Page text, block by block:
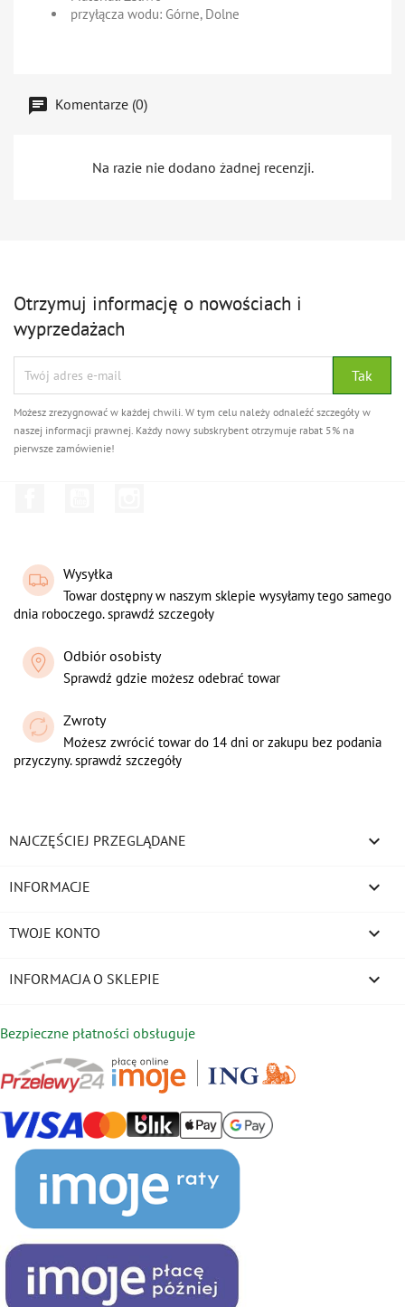
przyłącza wodu: Górne, Dolne
Komentarze (0)
Na razie nie dodano żadnej recenzji.
Otrzymuj informację o nowościach i
wyprzedażach
Możesz zrezygnować w każdej chwili. W tym celu należy odnaleźć szczegóły w
naszej informacji prawnej. Każdy nowy subskrybent otrzymuje rabat 5% na
pierwsze zamówienie!
Wysyłka
Towar dostępny w naszym sklepie wysyłamy tego samego
dnia roboczego. sprawdź szczegoły
Odbiór osobisty
Sprawdź gdzie możesz odebrać towar
Zwroty
Możesz zwrócić towar do 14 dni or zakupu bez podania
przyczyny. sprawdź szczegóły
NAJCZĘŚCIEJ PRZEGLĄDANE 
INFORMACJE 
TWOJE KONTO 
INFORMACJA O SKLEPIE keyboard_arrow_down
Bezpieczne płatności obsługuje